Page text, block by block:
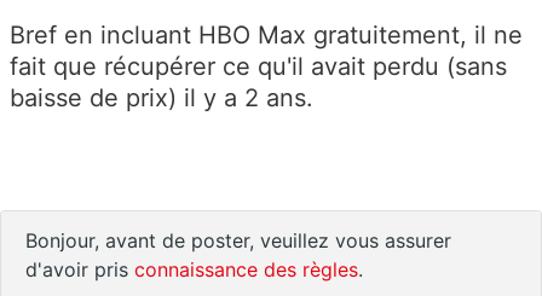
Bref en incluant HBO Max gratuitement, il ne
fait que récupérer ce qu'il avait perdu (sans
baisse de prix) il y a 2 ans.
Bonjour, avant de poster, veuillez vous assurer
d'avoir pris connaissance des règles.